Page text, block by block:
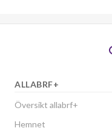
ALLABRF+
Översikt allabrf+
Hemnet